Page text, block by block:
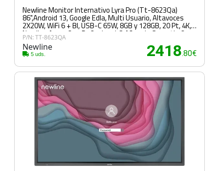
Newline Monitor Internativo Lyra Pro (Tt-8623Qa)
86",Android 13, Google Edla, Multi Usuario, Altavoces
2X20W, WiFi 6 + Bl, USB-C 65W, 8GB y 128GB, 20 Pt, 4K,
Newline Apps, Ops Pc Opcional, 3 Años de Garantia On
Site
P/N: TT-8623QA
Newline
5 uds. 2418.80€